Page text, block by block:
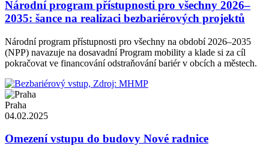
Národní program přístupnosti pro všechny 2026–
2035: šance na realizaci bezbariérových projektů
Národní program přístupnosti pro všechny na období 2026–2035
(NPP) navazuje na dosavadní Program mobility a klade si za cíl
pokračovat ve financování odstraňování bariér v obcích a městech.
Praha
04.02.2025
Omezení vstupu do budovy Nové radnice